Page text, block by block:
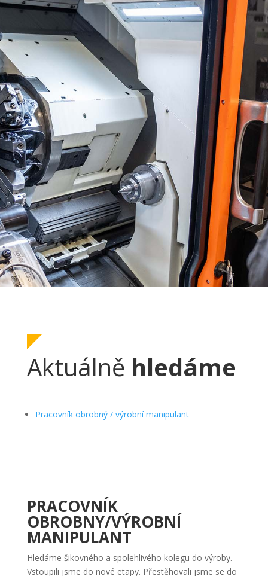
Aktuálně hledáme
Pracovník obrobný / výrobní manipulant
PRACOVNÍK
OBROBNY/VÝROBNÍ
MANIPULANT
Hledáme šikovného a spolehlivého kolegu do výroby.
Vstoupili jsme do nové etapy. Přestěhovali jsme se do